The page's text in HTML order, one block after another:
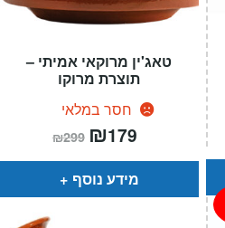
טאג'ין מרוקאי אמיתי –
תוצרת מרוקו
חסר במלאי
₪299 המחיר
המקורי
היה:
₪299.
₪179
הוא:
מידע נוסף